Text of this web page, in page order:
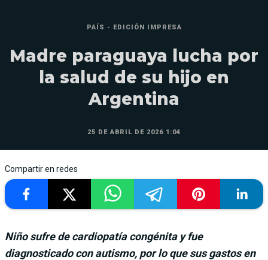
PAÍS - EDICIÓN IMPRESA
Madre paraguaya lucha por
la salud de su hijo en
Argentina
25 DE ABRIL DE 2026 1:04
Compartir en redes
Niño sufre de cardiopatía congénita y fue
diagnosticado con autismo, por lo que sus gastos en